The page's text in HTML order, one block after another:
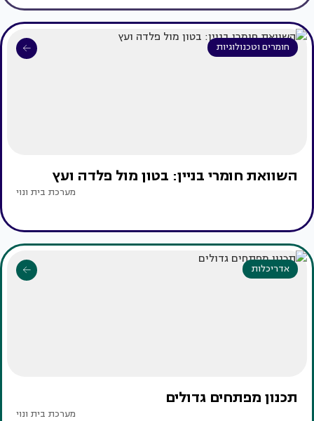
חומרים וטכנולוגיות
השוואת חומרי בניין: בטון מול פלדה ועץ
מערכת בית ונוי
אדריכלות
תכנון מפתחים גדולים
מערכת בית ונוי